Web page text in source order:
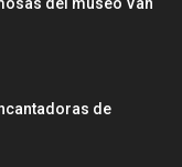
del museo Van
de